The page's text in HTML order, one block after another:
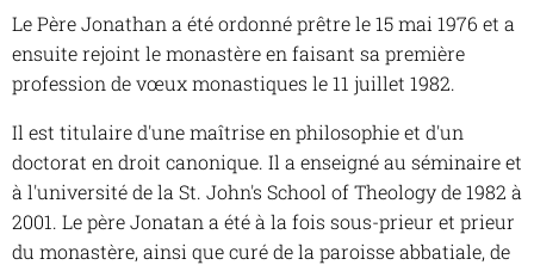
Le Père Jonathan a été ordonné prêtre le 15 mai 1976 et a
ensuite rejoint le monastère en faisant sa première
profession de vœux monastiques le 11 juillet 1982.
Il est titulaire d'une maîtrise en philosophie et d'un
doctorat en droit canonique. Il a enseigné au séminaire et
à l'université de la St. John's School of Theology de 1982 à
2001. Le père Jonatan a été à la fois sous-prieur et prieur
du monastère, ainsi que curé de la paroisse abbatiale, de